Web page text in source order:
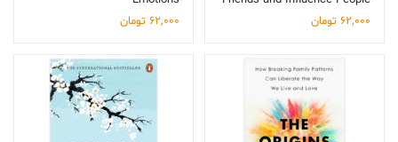
62,000 تومان
62,000 تومان